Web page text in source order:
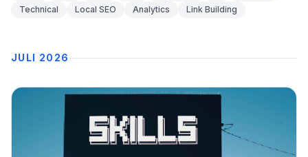
Technical
Local SEO Analytics Link Building
JULI 2026